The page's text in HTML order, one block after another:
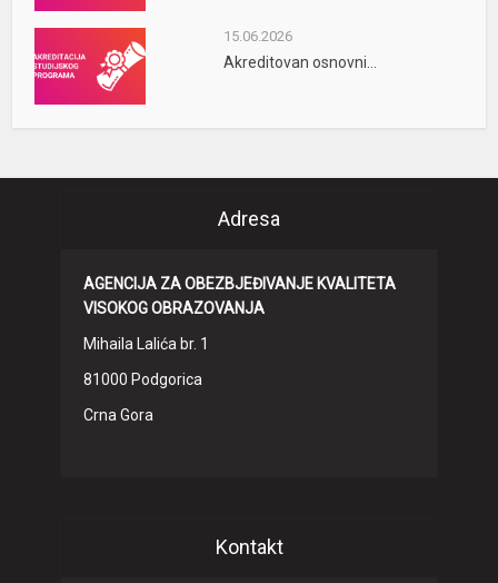
15.06.2026
Akreditovan osnovni...
Adresa
AGENCIJA ZA OBEZBJEĐIVANJE KVALITETA
VISOKOG OBRAZOVANJA
Mihaila Lalića br. 1
81000 Podgorica
Crna Gora
Kontakt